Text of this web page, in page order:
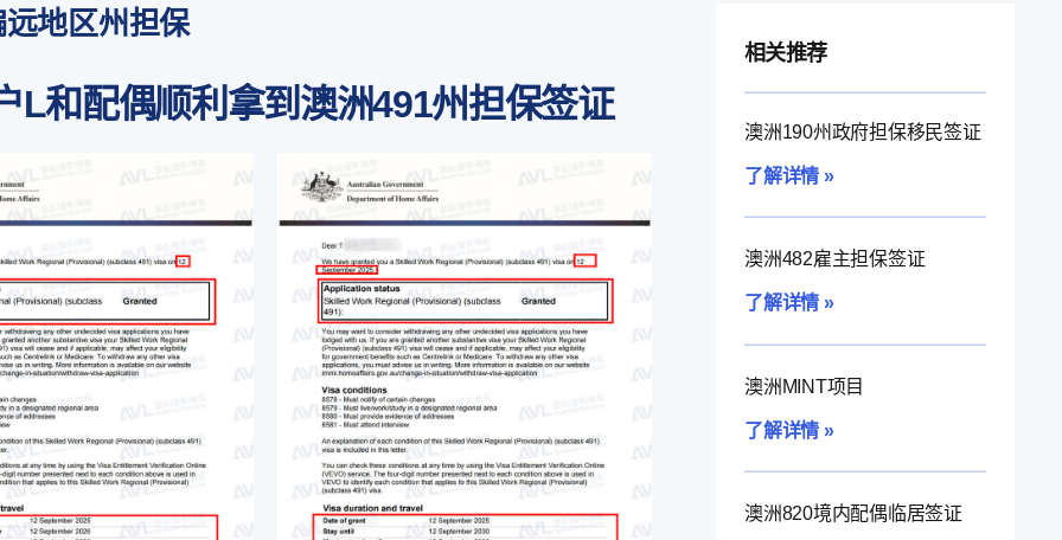
地区州担保
L和配偶顺利拿到澳洲491州担保签证
相关推荐
澳洲190州政府担保移民签证
了解详情 »
澳洲482雇主担保签证
了解详情 »
澳洲MINT项目
了解详情 »
澳洲820境内配偶临居签证